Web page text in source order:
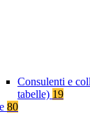
Consulenti e
tabelle) 19
80